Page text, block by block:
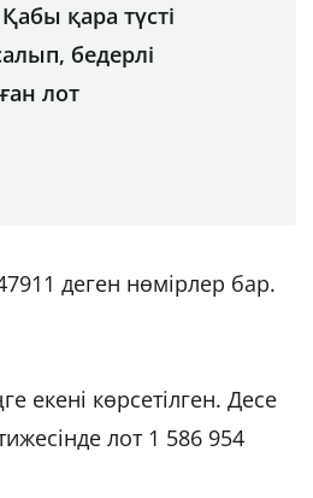
қара түсті
бедерлі
лот
деген нөмірлер бар.
көрсетілген. Десе
лот 1 586 954